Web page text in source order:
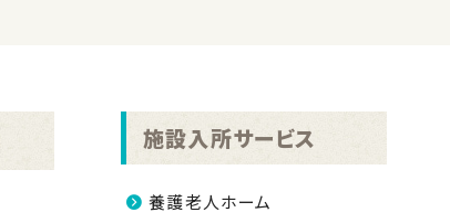
施設入所サービス
養護老人ホーム